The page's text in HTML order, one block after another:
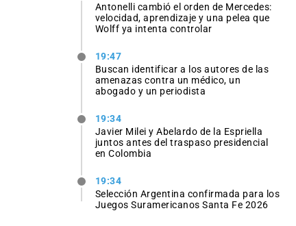
Antonelli cambió el orden de Mercedes:
velocidad, aprendizaje y una pelea que
Wolff ya intenta controlar
19:47
Buscan identificar a los autores de las
amenazas contra un médico, un
abogado y un periodista
19:34
Javier Milei y Abelardo de la Espriella
juntos antes del traspaso presidencial
en Colombia
19:34
Selección Argentina confirmada para los
Juegos Suramericanos Santa Fe 2026